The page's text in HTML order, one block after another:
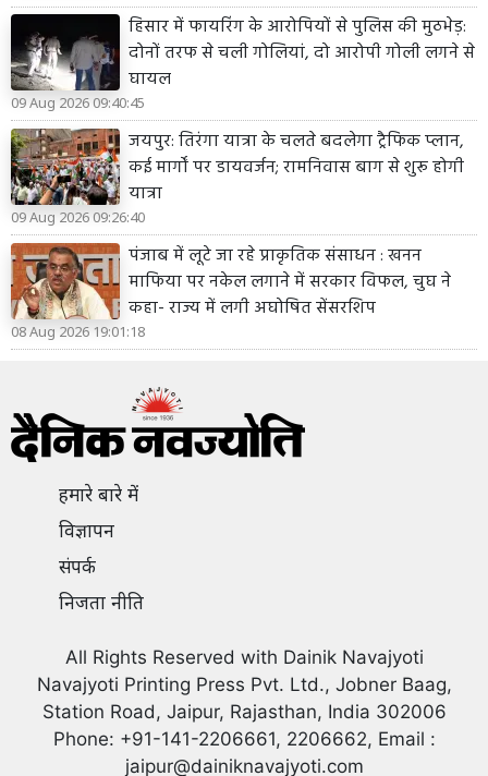
हिसार में फायरिंग के आरोपियों से पुलिस की मुठभेड़:
दोनों तरफ से चली गोलियां, दो आरोपी गोली लगने से
घायल
09 Aug 2026 09:40:45
जयपुर: तिरंगा यात्रा के चलते बदलेगा ट्रैफिक प्लान,
कई मार्गों पर डायवर्जन; रामनिवास बाग से शुरू होगी
यात्रा
09 Aug 2026 09:26:40
पंजाब में लूटे जा रहे प्राकृतिक संसाधन : खनन
माफिया पर नकेल लगाने में सरकार विफल, चुघ ने
कहा- राज्य में लगी अघोषित सेंसरशिप
08 Aug 2026 19:01:18
हमारे बारे में
विज्ञापन
संपर्क
निजता नीति
All Rights Reserved with Dainik Navajyoti
Navajyoti Printing Press Pvt. Ltd., Jobner Baag,
Station Road, Jaipur, Rajasthan, India 302006
Phone: +91-141-2206661, 2206662, Email :
jaipur@dainiknavajyoti.com